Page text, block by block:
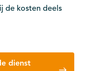
de kosten deels
dienst